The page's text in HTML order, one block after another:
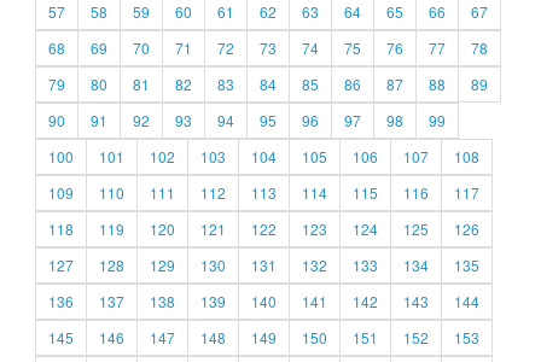
57
58 59 60 61 62 63 64 65 66
67
68
69 70 71 72 73 74 75 76 77
78
79
80 81 82 83 84 85 86 87 88
89
90
91 92 93 94 95 96 97 98
99
100
101 102 103 104 105 106 107
108
109
110 111 112 113 114 115 116
117
118
119 120 121 122 123 124 125
126
127
128 129 130 131 132 133 134
135
136
137 138 139 140 141 142 143
144
145
146 147 148 149 150 151 152
153